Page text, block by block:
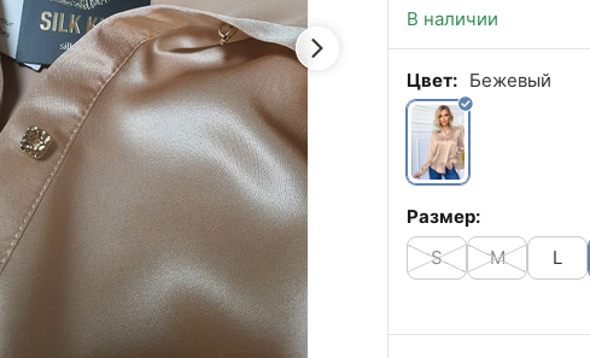
В наличии
Цвет: Бежевый
Размер:
S
M L